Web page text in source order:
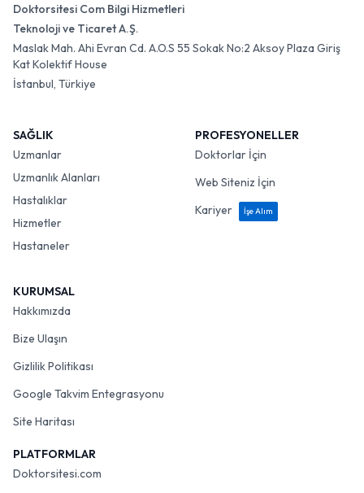
Doktorsitesi Com Bilgi Hizmetleri
Teknoloji ve Ticaret A.Ş.
Maslak Mah. Ahi Evran Cd. A.O.S 55 Sokak No:2 Aksoy Plaza Giriş
Kat Kolektif House
İstanbul, Türkiye
SAĞLIK
Uzmanlar
Uzmanlık Alanları
Hastalıklar
Hizmetler
Hastaneler
PROFESYONELLER
Doktorlar İçin
Web Siteniz İçin
Kariyer
İşe Alım
KURUMSAL
Hakkımızda
Bize Ulaşın
Gizlilik Politikası
Google Takvim Entegrasyonu
Site Haritası
PLATFORMLAR
Doktorsitesi.com